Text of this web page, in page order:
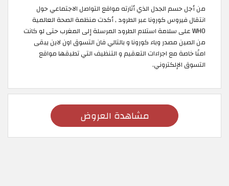
من أجل حسم الجدل الذي أثارته مواقع التواصل الاجتماعي حول
انتقال فيروس كورونا عبر الطرود , أكدت منظمة الصحة العالمية
WHO على سلامة استلام الطرود المرسلة إلى المغرب حتى لو كانت
من الصين مصدر وباء كورونا و بالتالي فان التسوق اون لاين يبقى
امنًا خاصة مع اجراءات التعقيم و التنظيف التي تطبقها مواقع
التسوق الإلكتروني.
مشاهدة العروض